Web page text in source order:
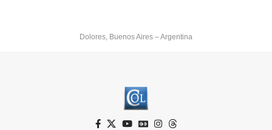
Dolores, Buenos Aires – Argentina